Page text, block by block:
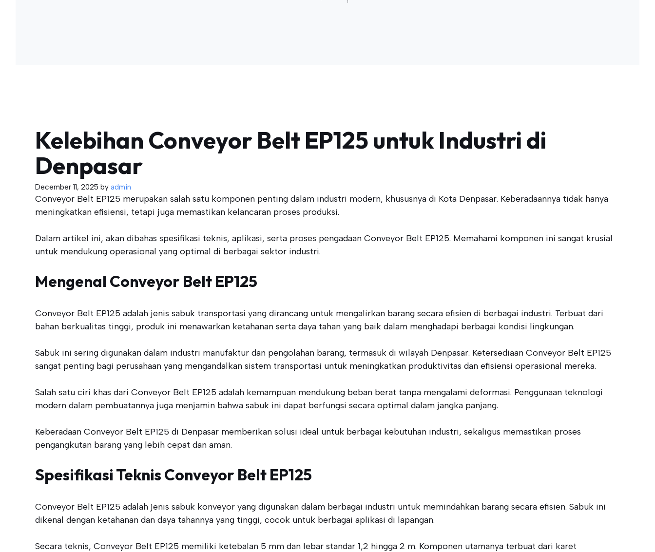
Kelebihan Conveyor Belt EP125 untuk Industri di
Denpasar
December 11, 2025 by admin
Conveyor Belt EP125 merupakan salah satu komponen penting dalam industri modern, khususnya di Kota Denpasar. Keberadaannya tidak hanya
meningkatkan efisiensi, tetapi juga memastikan kelancaran proses produksi.
Dalam artikel ini, akan dibahas spesifikasi teknis, aplikasi, serta proses pengadaan Conveyor Belt EP125. Memahami komponen ini sangat krusial
untuk mendukung operasional yang optimal di berbagai sektor industri.
Mengenal Conveyor Belt EP125
Conveyor Belt EP125 adalah jenis sabuk transportasi yang dirancang untuk mengalirkan barang secara efisien di berbagai industri. Terbuat dari
bahan berkualitas tinggi, produk ini menawarkan ketahanan serta daya tahan yang baik dalam menghadapi berbagai kondisi lingkungan.
Sabuk ini sering digunakan dalam industri manufaktur dan pengolahan barang, termasuk di wilayah Denpasar. Ketersediaan Conveyor Belt EP125
sangat penting bagi perusahaan yang mengandalkan sistem transportasi untuk meningkatkan produktivitas dan efisiensi operasional mereka.
Salah satu ciri khas dari Conveyor Belt EP125 adalah kemampuan mendukung beban berat tanpa mengalami deformasi. Penggunaan teknologi
modern dalam pembuatannya juga menjamin bahwa sabuk ini dapat berfungsi secara optimal dalam jangka panjang.
Keberadaan Conveyor Belt EP125 di Denpasar memberikan solusi ideal untuk berbagai kebutuhan industri, sekaligus memastikan proses
pengangkutan barang yang lebih cepat dan aman.
Spesifikasi Teknis Conveyor Belt EP125
Conveyor Belt EP125 adalah jenis sabuk konveyor yang digunakan dalam berbagai industri untuk memindahkan barang secara efisien. Sabuk ini
dikenal dengan ketahanan dan daya tahannya yang tinggi, cocok untuk berbagai aplikasi di lapangan.
Secara teknis, Conveyor Belt EP125 memiliki ketebalan 5 mm dan lebar standar 1,2 hingga 2 m. Komponen utamanya terbuat dari karet